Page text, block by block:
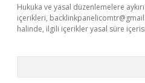
Hukuka ve yasal düzenlemelere
içerikleri,
halinde, ilgili içerikler yasal süre